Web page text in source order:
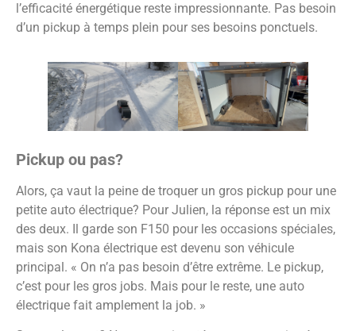
l’efficacité énergétique reste impressionnante. Pas besoin
d’un pickup à temps plein pour ses besoins ponctuels.
Pickup ou pas?
Alors, ça vaut la peine de troquer un gros pickup pour une
petite auto électrique? Pour Julien, la réponse est un mix
des deux. Il garde son F150 pour les occasions spéciales,
mais son Kona électrique est devenu son véhicule
principal. « On n’a pas besoin d’être extrême. Le pickup,
c’est pour les gros jobs. Mais pour le reste, une auto
électrique fait amplement la job. »